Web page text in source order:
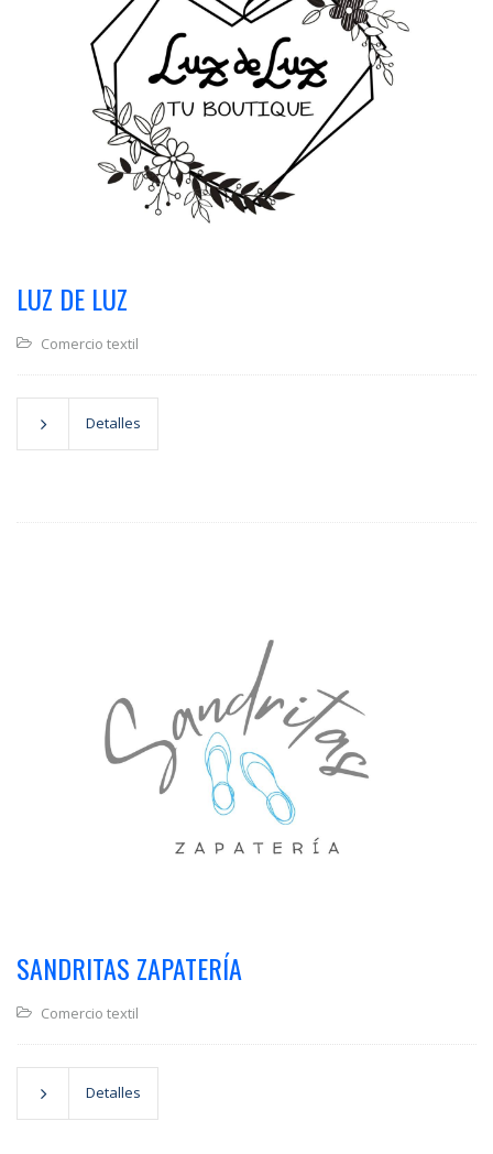
LUZ DE LUZ
Comercio textil
Detalles
SANDRITAS ZAPATERÍA
Comercio textil
Detalles